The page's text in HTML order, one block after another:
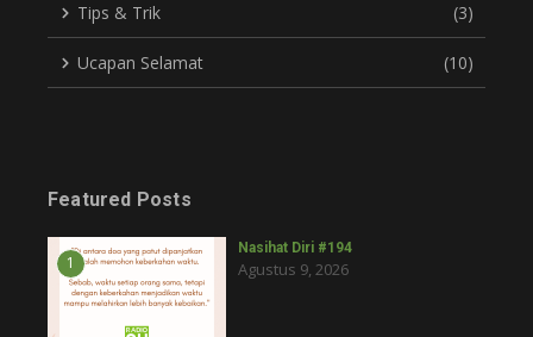
Tips & Trik (3)
Ucapan Selamat (10)
Featured Posts
1
Nasihat Diri #194
Agustus 9, 2026